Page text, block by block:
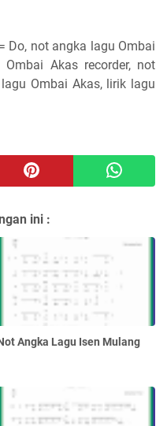
Do, not angka lagu Ombai
Akas recorder, not
Ombai Akas, lirik lagu
ini :
Angka Lagu Isen Mulang